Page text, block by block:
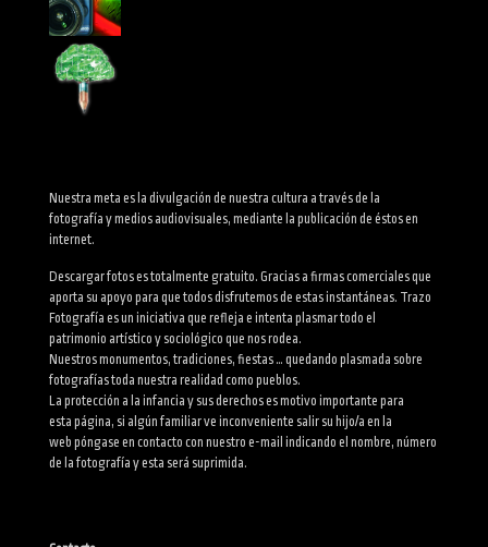
Nuestra meta es la divulgación de nuestra cultura a través de la
fotografía y medios audiovisuales, mediante la publicación de éstos en
internet.
Descargar fotos es totalmente gratuito. Gracias a firmas comerciales que
aporta su apoyo para que todos disfrutemos de estas instantáneas. Trazo
Fotografía es un iniciativa que refleja e intenta plasmar todo el
patrimonio artístico y sociológico que nos rodea.
Nuestros monumentos, tradiciones, fiestas … quedando plasmada sobre
fotografías toda nuestra realidad como pueblos.
La protección a la infancia y sus derechos es motivo importante para
esta página, si algún familiar ve inconveniente salir su hijo/a en la
web póngase en contacto con nuestro e-mail indicando el nombre, número
de la fotografía y esta será suprimida.